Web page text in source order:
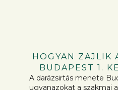
HOGYAN ZAJLIK
BUDAPEST 1.
A darázsirtás menete
ugyanazokat a szakmai